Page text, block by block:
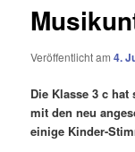
Veröffentlicht am4.
Die Klasse 3 c
mit den neu
einige Kinder-